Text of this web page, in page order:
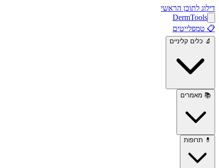
דילוג לתוכן הראשי
DermTools
📋 טמפלייטים
🔬 כלים קליניים
📚 מאמרים
💊 תרופות